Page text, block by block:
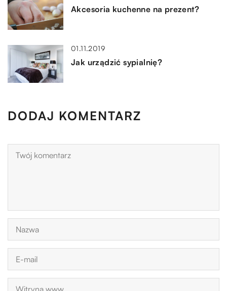
Akcesoria kuchenne na prezent?
01.11.2019
Jak urządzić sypialnię?
DODAJ KOMENTARZ